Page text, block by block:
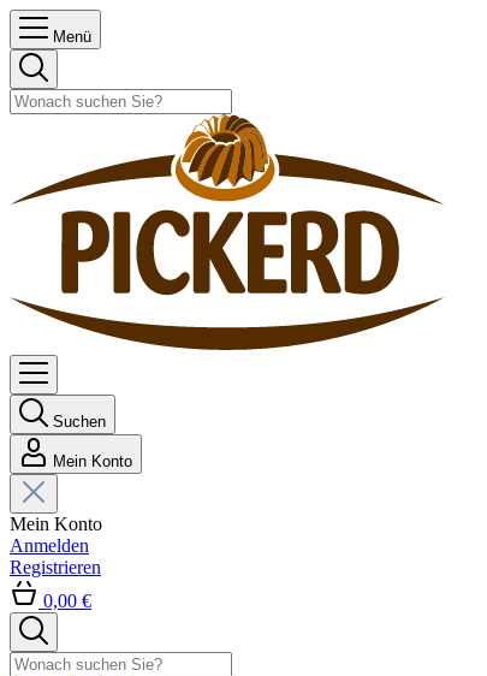
Menü
Suchen
Mein Konto
Mein Konto
Anmelden
Registrieren
0,00 €